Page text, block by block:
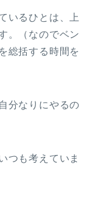
いるひとは、上
。（なのでベン
総括する時間を
分なりにやるの
つも考えていま